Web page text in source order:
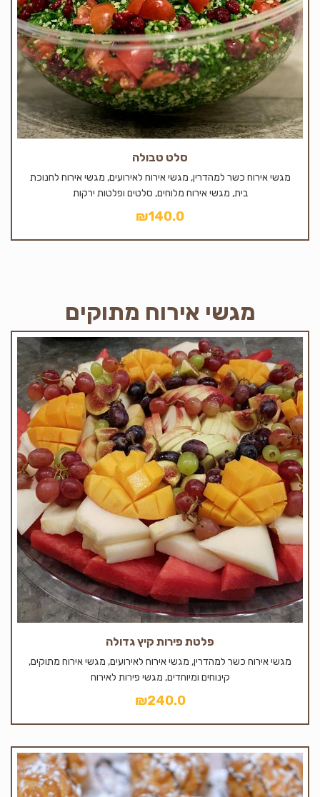
סלט טבולה
מגשי אירוח כשר למהדרין, מגשי אירוח לאירועים, מגשי אירוח לחנוכת
בית, מגשי אירוח מלוחים, סלטים ופלטות ירקות
₪140.0
מגשי אירוח מתוקים
פלטת פירות קיץ גדולה
מגשי אירוח כשר למהדרין, מגשי אירוח לאירועים, מגשי אירוח מתוקים,
קינוחים ומיוחדים, מגשי פירות לאירוח
₪240.0